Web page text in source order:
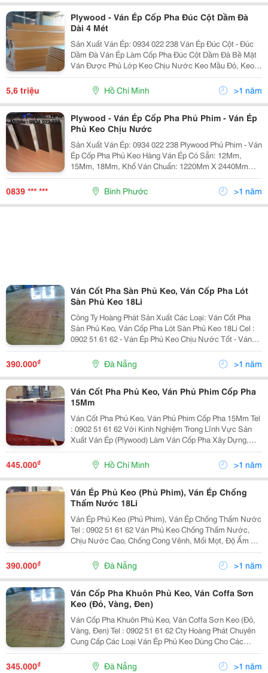
Plywood - Ván Ép Cốp Pha Đúc Cột Dầm Đà
Dài 4 Mét
Sản Xuất Ván Ép: 0934 022 238 Ván Ép Đúc Cột - Đúc
Dầm Đà Ván Ép Làm Cốp Pha Đúc Cột Dầm Đà Bề Mặt
Ván Được Phủ Lớp Keo Chịu Nước Keo Mầu Đỏ, Keo
Mầu Vàng, Keo Trong Khổ Ván Ép Rộng Và Dài Từ:
200Mm X 4000Mm Cho Đến 600Mm X 4000Mm Đ
5,6 triệu Hồ Chí Minh >1 năm
Plywood - Ván Ép Cốp Pha Phủ Phim - Ván Ép
Phủ Keo Chịu Nước
Sản Xuất Ván Ép: 0934 022 238 Plywood Phủ Phim - Ván
Ép Cốp Pha Phủ Keo Hàng Ván Ép Có Sẵn: 12Mm,
15Mm, 18Mm, Khổ Ván Chuẩn: 1220Mm X 2440Mm
Khổ Ván Ép Cốp Pha Phủ Keo: 1000Mm X 2000Mm
&Amp; 1220Mm X 2440Mm Ván Ép Cốp Pha Phủ Phim -
0839 *** *** Bình Phước >1 năm
Ván Cốt Pha Sàn Phủ Keo, Ván Cốp Pha Lót
Sàn Phủ Keo 18Li
Công Ty Hoàng Phát Sản Xuất Các Loại: Ván Cốt Pha
Sàn Phủ Keo, Ván Cốp Pha Lót Sàn Phủ Keo 18Li Cel :
0902 51 61 62 - Ván Ép Phủ Keo Chịu Nước Tốt - Ván
Ép Kháng Nước - Ván Ép Chống Thấm Nước - Ván Ép
Phủ Keo Giá Rẻ - Ván Ép Phủ
390.000₫ Đà Nẵng >1 năm
Ván Cốt Pha Phủ Keo, Ván Phủ Phim Cốp Pha
15Mm
Ván Cốt Pha Phủ Keo, Ván Phủ Phim Cốp Pha 15Mm Tel
: 0902 51 61 62 Với Kinh Nghiệm Trong Lĩnh Vực Sản
Xuất Ván Ép (Plywood) Làm Ván Cốp Pha Xây Dựng,
Ván Cốt Pha Dùng Cho Ngành Xây Dựng : Phủ Keo, Phủ
Phim Chúng Tôi Chuyên Cung Cấp Các Loại
445.000₫ Hồ Chí Minh >1 năm
Ván Ép Phủ Keo (Phủ Phim), Ván Ép Chống
Thấm Nước 18Li
Ván Ép Phủ Keo (Phủ Phim), Ván Ép Chống Thấm Nước
Tel : 0902 51 61 62 Ván Phủ Keo Chống Thấm Nước,
Chịu Nước Cao, Chống Cong Vênh, Mối Mọt, Độ Ẩm Ổn
Định... Ván Phủ Keo Dùng Cho Các Công Trình, Hạng
Mục - Ván Ép Phủ Keo, Ván Cốp Pha Phủ Keo
390.000₫ Đà Nẵng >1 năm
Ván Cốp Pha Khuôn Phủ Keo, Ván Coffa Sơn
Keo (Đỏ, Vàng, Đen)
Ván Cốp Pha Khuôn Phủ Keo, Ván Coffa Sơn Keo (Đỏ,
Vàng, Đen) Tel : 0902 51 61 62 Cty Hoàng Phát Chuyên
Cung Cấp Các Loại Ván Ép Phủ Keo Dùng Cho Các
Hạng Mục Khác Nhau. Ván Ép Phủ Keo Được Dùng Cho
Ngành Sản Xuất Đóng Nội Thất - Ngành Xây Dựng
345.000₫ Đà Nẵng >1 năm